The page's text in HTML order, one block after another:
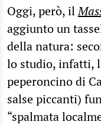
Oggi, però, il
aggiunto un
della natura:
lo studio, infatti,
peperoncino di
salse piccanti)
“spalmata